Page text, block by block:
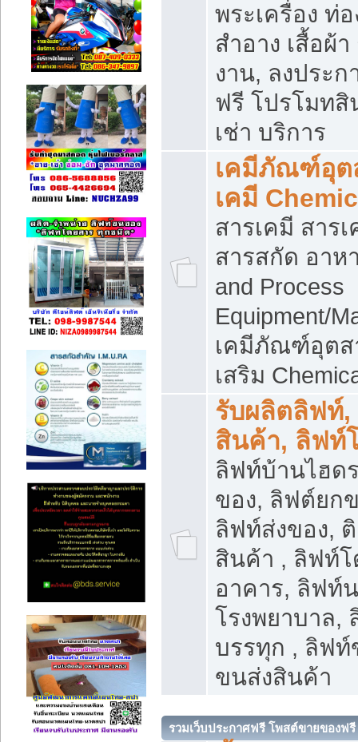
พระเครื่อง ท่อ
สำอาง เสื้อผ้
งาน, ลงประ
ฟรี โปรโมท
เช่า บริการ
เคมีภัณฑ์อุต
เคมี
สารเคมี สาร
สารสกัด อาห
and Process
Equipment/
เคมีภัณฑ์อุตส
เสริม
รับผลิตลิฟท์
สินค้า, ลิฟท์
ลิฟท์บ้านไฮด
ของ, ลิฟต์ยก
ลิฟท์ส่งของ,
สินค้า , ลิฟท์
อาคาร, ลิฟท์
โรงพยาบาล,
บรรทุก , ลิฟ
ขนส่งสินค้า
รวมเว็บประกาศฟรี โพสต์ขายของฟรี